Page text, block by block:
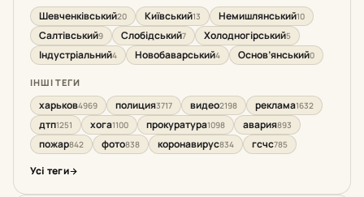
Шевченківський20 Київський13 Немишлянський10
Салтівський9 Слобідський7 Холодногірський5
Індустріальний4 Новобаварський4 Основ’янський0
ІНШІ ТЕГИ
харьков4969 полиция3717 видео2198 реклама1632
дтп1251 хога1100 прокуратура1098 авария893
пожар842 фото838 коронавирус834 гсчс785
Усі теги